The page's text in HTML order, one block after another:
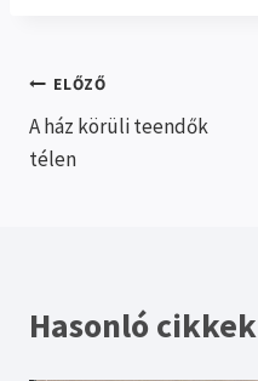
Bejegyzés
navigáció
ELŐZŐ
A ház körüli teendők
télen
Hasonló cikkek